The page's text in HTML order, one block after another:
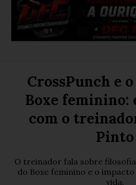
CrossPunch e
Boxe
com o
Pinto
O treinador fala sobre
do Boxe feminino e o
vida.